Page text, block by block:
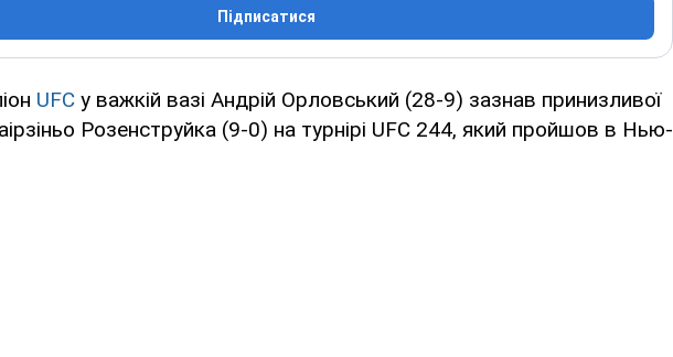
Підписатися
UFC у важкій вазі Андрій Орловський (28-9) зазнав принизливої
Розенструйка (9-0) на турнірі UFC 244, який пройшов в Нью-